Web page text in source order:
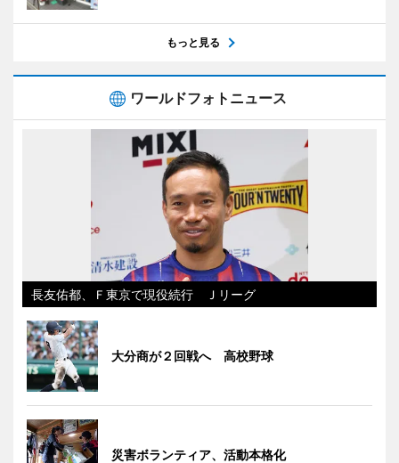
もっと見る
ワールドフォトニュース
長友佑都、Ｆ東京で現役続行 Ｊリーグ
大分商が２回戦へ 高校野球
災害ボランティア、活動本格化